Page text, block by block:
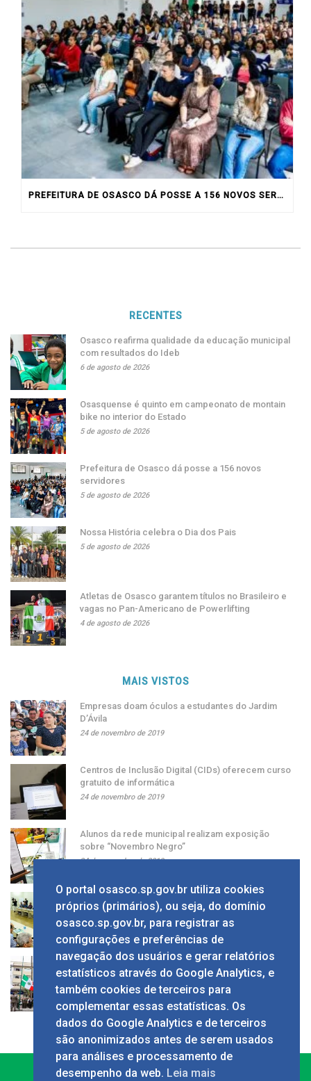
PREFEITURA DE OSASCO DÁ POSSE A 156 NOVOS SERVIDORES
RECENTES
Osasco reafirma qualidade da educação municipal
com resultados do Ideb
6 de agosto de 2026
Osasquense é quinto em campeonato de montain
bike no interior do Estado
5 de agosto de 2026
Prefeitura de Osasco dá posse a 156 novos
servidores
5 de agosto de 2026
Nossa História celebra o Dia dos Pais
5 de agosto de 2026
Atletas de Osasco garantem títulos no Brasileiro e
vagas no Pan-Americano de Powerlifting
4 de agosto de 2026
MAIS VISTOS
Empresas doam óculos a estudantes do Jardim
D’Ávila
24 de novembro de 2019
Centros de Inclusão Digital (CIDs) oferecem curso
gratuito de informática
24 de novembro de 2019
Alunos da rede municipal realizam exposição
sobre “Novembro Negro”
24 de novembro de 2019
Grupo apresenta ao prefeito sugestão de alíquota
única de ISS
24 de novembro de 2019
Solenidade em comemoração ao Dia da Bandeira
no Calçadão
24 de novembro de 2019
O portal osasco.sp.gov.br utiliza cookies
próprios (primários), ou seja, do domínio
osasco.sp.gov.br, para registrar as
configurações e preferências de
navegação dos usuários e gerar relatórios
estatísticos através do Google Analytics, e
também cookies de terceiros para
complementar essas estatísticas. Os
dados do Google Analytics e de terceiros
são anonimizados antes de serem usados
para análises e processamento de
desempenho da web. Leia mais